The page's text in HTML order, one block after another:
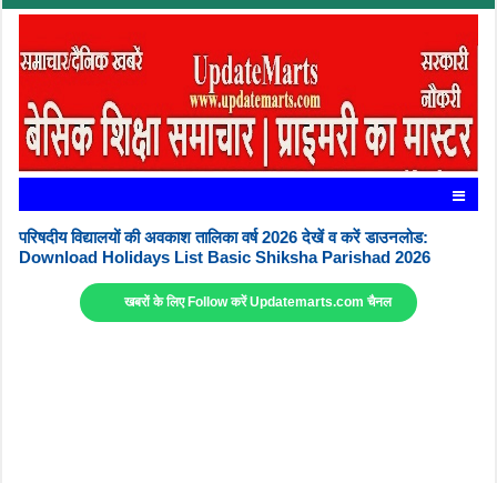
परिषदीय विद्यालयों की अवकाश तालिका वर्ष 2026 देखें व करें डाउनलोड:
Download Holidays List Basic Shiksha Parishad 2026
खबरों के लिए Follow करें Updatemarts.com चैनल